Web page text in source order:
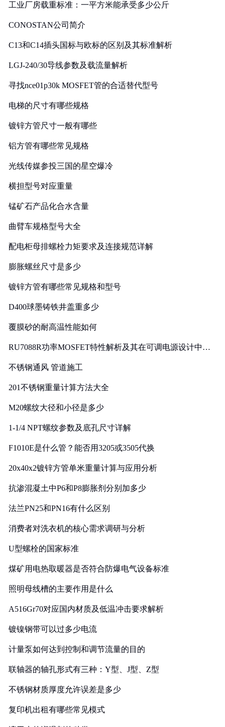
工业厂房载重标准：一平方米能承受多少公斤
CONOSTAN公司简介
C13和C14插头国标与欧标的区别及其标准解析
LGJ-240/30导线参数及载流量解析
寻找nce01p30k MOSFET管的合适替代型号
电梯的尺寸有哪些规格
镀锌方管尺寸一般有哪些
铝方管有哪些常见规格
光线传媒参投三国的星空爆冷
横担型号对应重量
锰矿石产品化合水含量
曲臂车规格型号大全
配电柜母排螺栓力矩要求及连接规范详解
膨胀螺丝尺寸是多少
镀锌方管有哪些常见规格和型号
D400球墨铸铁井盖重多少
覆膜砂的耐高温性能如何
RU7088R功率MOSFET特性解析及其在可调电源设计中的
不锈钢通风 管道施工
201不锈钢重量计算方法大全
M20螺纹大径和小径是多少
1-1/4 NPT螺纹参数及底孔尺寸详解
F1010E是什么管？能否用3205或3505代换
20x40x2镀锌方管单米重量计算与应用分析
抗渗混凝土中P6和P8膨胀剂分别加多少
法兰PN25和PN16有什么区别
消费者对洗衣机的核心需求调研与分析
U型螺栓的国家标准
煤矿用电热取暖器是否符合防爆电气设备标准
照明母线槽的主要作用是什么
A516Gr70对应国内材质及低温冲击要求解析
镀镍钢带可以过多少电流
计量泵如何达到控制和调节流量的目的
联轴器的轴孔形式有三种：Y型、J型、Z型
不锈钢材质厚度允许误差是多少
复印机出租有哪些常见模式